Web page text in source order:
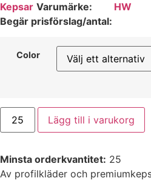
Kepsar Varumärke:
HW
Begär prisförslag/antal:
Color
Trucker
nätkeps
med
mängd
Lägg till i varukorg
Minsta orderkvantitet: 25
Av profilkläder och